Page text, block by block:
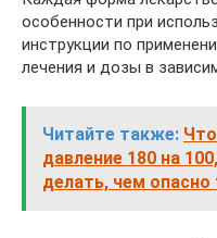
особенности при
инструкции по
лечения и дозы в
Читайте также:
давление 180 на
делать, чем опасно